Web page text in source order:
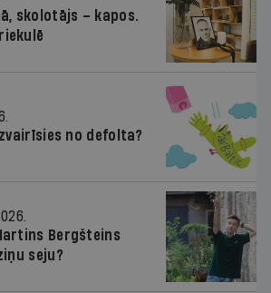
skolotājs – kapos.
no defolta?
Bergšteins
seju?